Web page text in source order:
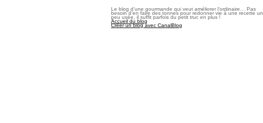
Le blog d’une gourmande qui veut améliorer l’ordinaire… Pas
besoin d’en faire des tonnes pour redonner vie à une recette un
peu usée, il suffit parfois du petit truc en plus !
Accueil du blog
Créer un blog avec CanalBlog